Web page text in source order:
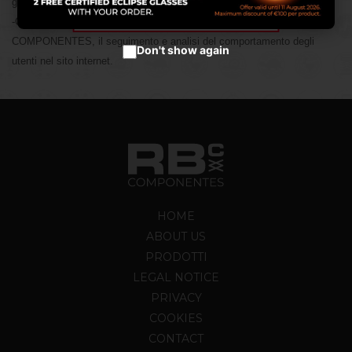
-Cookies di analisi: permettono al responsabile, in tal caso RB
COMPONENTES, il seguimento e analisi del comportamento degli
utenti nel sito internet.
HOME
ABOUT US
PRODOTTI
LEGAL NOTICE
PRIVACY
COOKIES
CONTACT
Don't show again